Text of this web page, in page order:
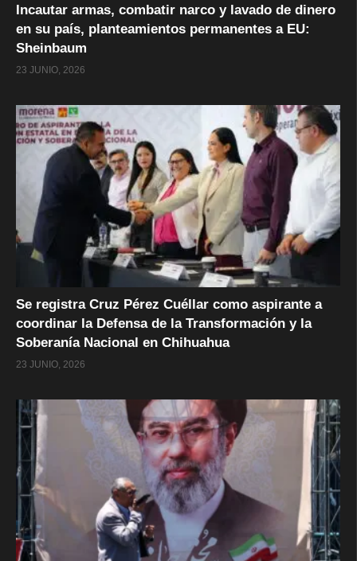
Incautar armas, combatir narco y lavado de dinero
en su país, planteamientos permanentes a EU:
Sheinbaum
23 JUNIO, 2026
Se registra Cruz Pérez Cuéllar como aspirante a
coordinar la Defensa de la Transformación y la
Soberanía Nacional en Chihuahua
23 JUNIO, 2026